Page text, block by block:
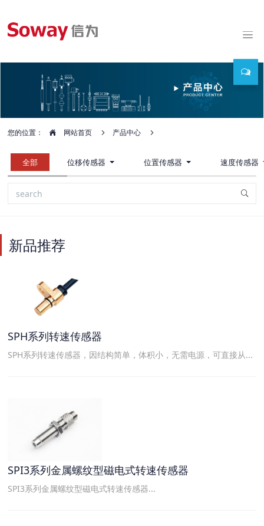
您的位置： 网站首页 产品中心
全部 位移传感器 位置传感器 速度传感器
新品推荐
SPH系列转速传感器
SPH系列转速传感器，因结构简单，体积小，无需电源，可直接从...
SPI3系列金属螺纹型磁电式转速传感器
SPI3系列金属螺纹型磁电式转速传感器...